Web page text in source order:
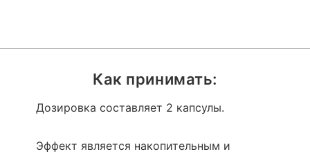
Как принимать:
Дозировка составляет 2 капсулы.
Эффект является накопительным и